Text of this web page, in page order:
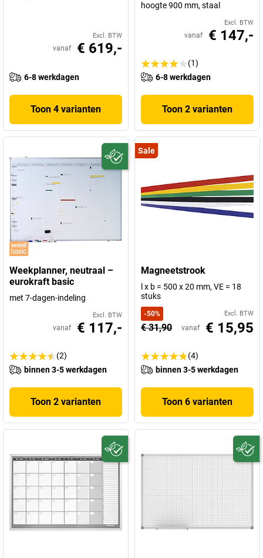
Excl. BTW
vanaf € 619,-
6-8 werkdagen
Toon 4 varianten
hoogte 900 mm, staal
Excl. BTW
vanaf € 147,-
(1)
6-8 werkdagen
Toon 2 varianten
Weekplanner, neutraal –
eurokraft basic
met 7-dagen-indeling
Excl. BTW
vanaf € 117,-
(2)
binnen 3-5 werkdagen
Toon 2 varianten
Sale
Magneetstrook
l x b = 500 x 20 mm, VE = 18
stuks
-50% Excl. BTW
€ 31,90 vanaf € 15,95
(4)
binnen 3-5 werkdagen
Toon 6 varianten